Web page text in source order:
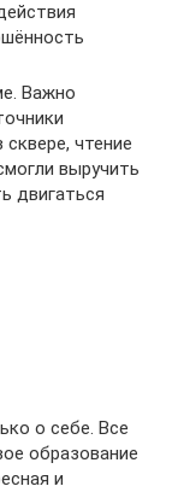
Важно
чтение
выручить
двигаться
о себе. Все
образование
и